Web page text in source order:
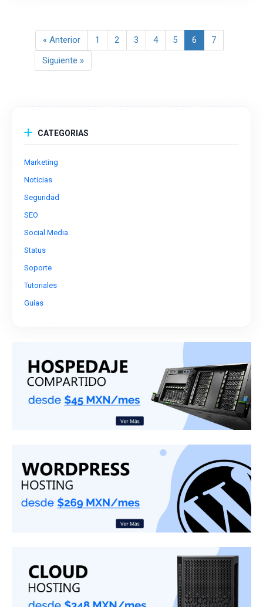
« AnteriorAnterior
1 2 3 4 5 6
7
Siguiente »Siguiente
CATEGORIAS
Marketing
Noticias
Seguridad
SEO
Social Media
Status
Soporte
Tutoriales
Guías